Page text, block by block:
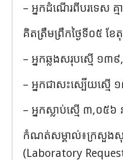
– អ្នកដំណើរពីបរទេស​ គ្ម
គិតត្រឹមព្រឹកថ្ងៃទី០៥ ខែ
– អ្នកឆ្លងសរុបស្មើ ១
– អ្នកជាសះស្បើយស្មើ
– អ្នកស្លាប់ស្មើ​ ៣,០៥៦
កំណត់សម្គាល់៖ក្រសួងសុ
(Laboratory